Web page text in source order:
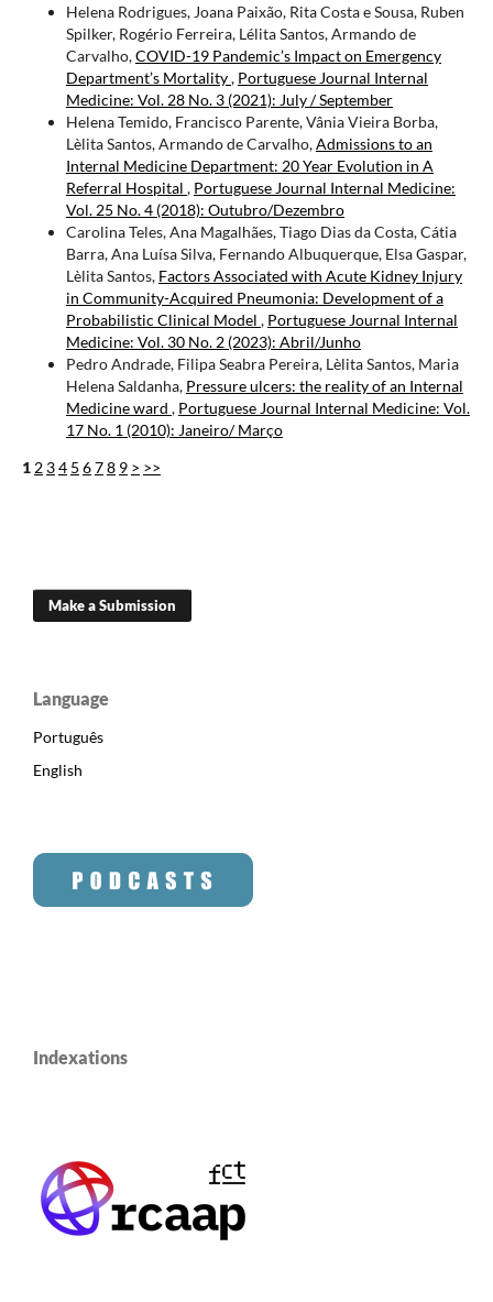
Helena Rodrigues, Joana Paixão, Rita Costa e Sousa, Ruben
Spilker, Rogério Ferreira, Lélita Santos, Armando de
Carvalho,COVID-19 Pandemic’s Impact on Emergency
Department’s Mortality, Portuguese Journal Internal
Medicine: Vol. 28 No. 3 (2021): July / September
Helena Temido, Francisco Parente, Vânia Vieira Borba,
Lèlita Santos, Armando de Carvalho,Admissions to an
Internal Medicine Department: 20 Year Evolution in A
Referral Hospital , Portuguese Journal Internal Medicine:
Vol. 25 No. 4 (2018): Outubro/Dezembro
Carolina Teles, Ana Magalhães, Tiago Dias da Costa, Cátia
Barra, Ana Luísa Silva, Fernando Albuquerque, Elsa Gaspar,
Lèlita Santos, Factors Associated with Acute Kidney Injury
in Community-Acquired Pneumonia: Development of a
Probabilistic Clinical Model , Portuguese Journal Internal
Medicine: Vol. 30 No. 2 (2023): Abril/Junho
Pedro Andrade, Filipa Seabra Pereira, Lèlita Santos, Maria
Helena Saldanha, Pressure ulcers: the reality of an Internal
Medicine ward , Portuguese Journal Internal Medicine: Vol.
17 No. 1 (2010): Janeiro/ Março
1 2 34 5 678 9 > >>
Make a Submission
Language
Português
English
Indexations